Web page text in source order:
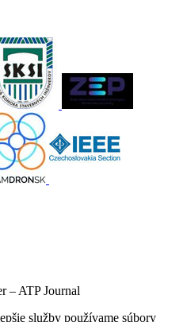
– ATP Journal
služby používame súbory